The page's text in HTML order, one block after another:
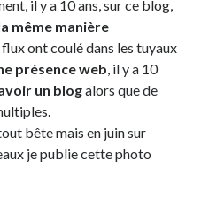
il y a 10 ans, sur ce blog,
même manière
ont coulé dans les tuyaux
présence web, il y a 10
un blogalors que de
bête mais en juin sur
je publie cette photo